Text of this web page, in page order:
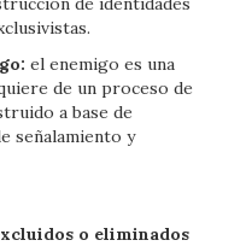
el enemigo es una
de un proceso de
a base de
señalamiento y
o eliminados